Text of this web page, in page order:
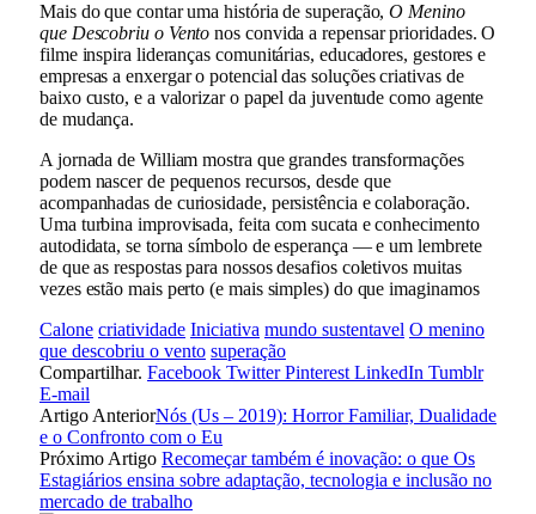
Mais do que contar uma história de superação,O Menino
que Descobriu o Vento nos convida a repensar prioridades. O
filme inspira lideranças comunitárias, educadores, gestores e
empresas a enxergar o potencial das soluções criativas de
baixo custo, e a valorizar o papel da juventude como agente
de mudança.
A jornada de William mostra que grandes transformações
podem nascer de pequenos recursos, desde que
acompanhadas de curiosidade, persistência e colaboração.
Uma turbina improvisada, feita com sucata e conhecimento
autodidata, se torna símbolo de esperança — e um lembrete
de que as respostas para nossos desafios coletivos muitas
vezes estão mais perto (e mais simples) do que imaginamos
Calone criatividade Iniciativa mundo sustentavel O menino
que descobriu o vento superação
Compartilhar. Facebook Twitter Pinterest LinkedIn Tumblr
E-mail
Artigo AnteriorNós (Us – 2019): Horror Familiar, Dualidade
e o Confronto com o Eu
Próximo Artigo Recomeçar também é inovação: o que Os
Estagiários ensina sobre adaptação, tecnologia e inclusão no
mercado de trabalho